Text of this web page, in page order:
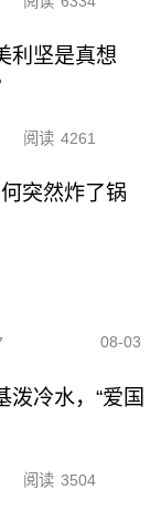
利坚是真想
阅读 4261
突然炸了锅
08-03
泼冷水，“爱国
阅读 3504